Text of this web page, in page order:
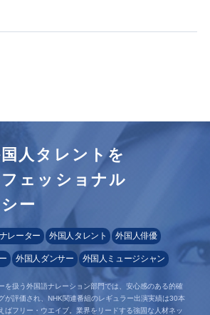
人タレントを
ェッショナル
ー
レーター 外国人タレント 外国人俳優
外国人ダンサー 外国人ミュージシャン
を扱う外国語ナレーション部門では、安心感のある的確
が評価され、NHK関連番組のレギュラー出演実績は30本
ばフリー・ウエイブ。業界をリードする強固な人材ネッ